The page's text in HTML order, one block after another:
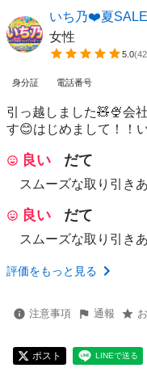
いち乃❤️夏SALE
女性
5.0(
身分証 電話番号
引っ越しました🧸🍨会
す😊はじめまして！！
良い だて
スムーズな取り引き
良い だて
スムーズな取り引き
評価をもっと見る
注意事項 通報
ポスト LINEで送る